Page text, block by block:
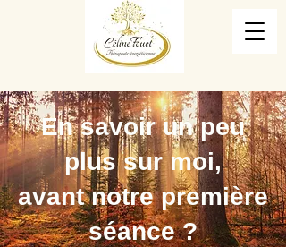
En savoir un peu
plus sur moi,
avant notre première
séance ?